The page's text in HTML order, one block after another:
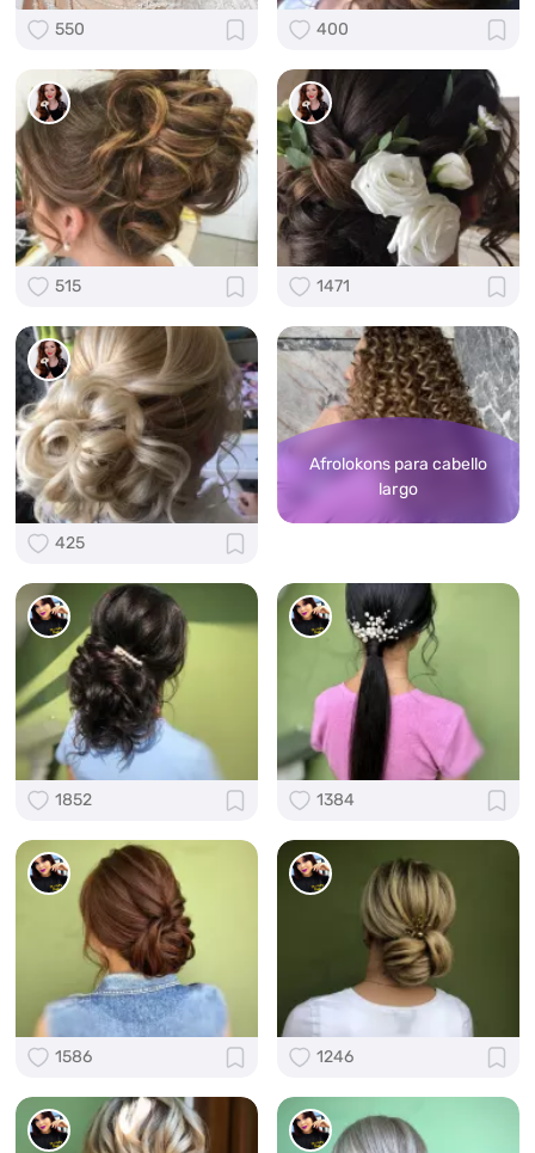
550 400
515 1471
425
Afrolokons para cabello
largo
1852 1384
1586 1246